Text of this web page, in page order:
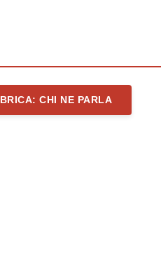
CHI NE PARLA